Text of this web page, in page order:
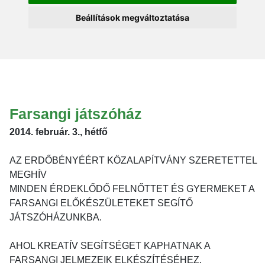
Beállítások megváltoztatása
Farsangi játszóház
2014. február. 3., hétfő
AZ ERDŐBÉNYÉÉRT KÖZALAPÍTVÁNY SZERETETTEL
MEGHÍV
MINDEN ÉRDEKLŐDŐ FELNŐTTET ÉS GYERMEKET A
FARSANGI ELŐKÉSZÜLETEKET SEGÍTŐ
JÁTSZÓHÁZUNKBA.
AHOL KREATÍV SEGÍTSÉGET KAPHATNAK A
FARSANGI JELMEZEIK ELKÉSZÍTÉSÉHEZ.